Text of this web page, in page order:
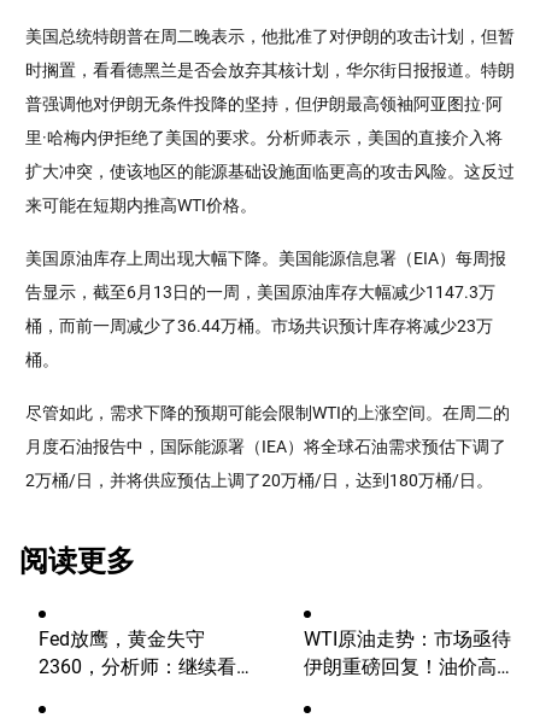
美国总统特朗普在周二晚表示，他批准了对伊朗的攻击计划，但暂
时搁置，看看德黑兰是否会放弃其核计划，华尔街日报报道。特朗
普强调他对伊朗无条件投降的坚持，但伊朗最高领袖阿亚图拉·阿
里·哈梅内伊拒绝了美国的要求。分析师表示，美国的直接介入将
扩大冲突，使该地区的能源基础设施面临更高的攻击风险。这反过
来可能在短期内推高WTI价格。
美国原油库存上周出现大幅下降。美国能源信息署（EIA）每周报
告显示，截至6月13日的一周，美国原油库存大幅减少1147.3万
桶，而前一周减少了36.44万桶。市场共识预计库存将减少23万
桶。
尽管如此，需求下降的预期可能会限制WTI的上涨空间。在周二的
月度石油报告中，国际能源署（IEA）将全球石油需求预估下调了
2万桶/日，并将供应预估上调了20万桶/日，达到180万桶/日。
阅读更多
Fed放鹰，黄金失守
2360，分析师：继续看
WTI原油走势：市场亟待
伊朗重磅回复！油价高波